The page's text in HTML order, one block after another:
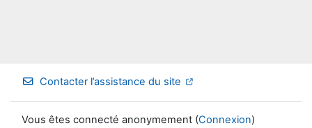
Contacter l’assistance du site
Vous êtes connecté anonymement (Connexion)